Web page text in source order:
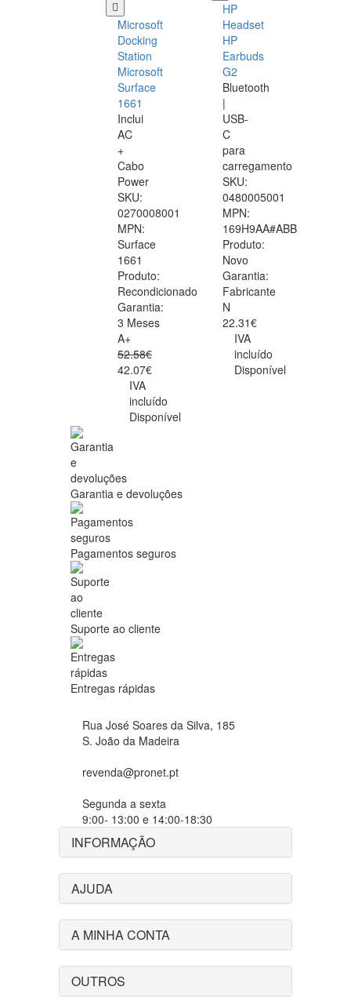
Microsoft
Docking
Station
Microsoft
Surface
1661
Inclui
AC
+
Cabo
Power
SKU:
0270008001
MPN:
Surface
1661
Produto:
Recondicionado
Garantia:
3 Meses
A+
52.58€
42.07€
IVA
incluído
Disponível
HP
Headset
HP
Earbuds
G2
Bluetooth
|
USB-
C
para
carregamento
SKU:
0480005001
MPN:
169H9AA#ABB
Produto:
Novo
Garantia:
Fabricante
N
22.31€
IVA
incluído
Disponível
Garantia e devoluções
Pagamentos seguros
Suporte ao cliente
Entregas rápidas
Rua José Soares da Silva, 185
S. João da Madeira
revenda@pronet.pt
Segunda a sexta
9:00- 13:00 e 14:00-18:30
INFORMAÇÃO
AJUDA
A MINHA CONTA
OUTROS